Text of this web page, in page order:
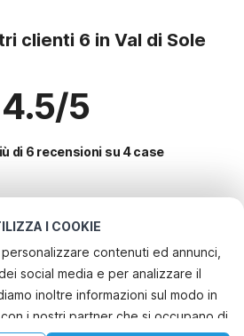
I COOKIE
contenuti ed annunci,
social media e per analizzare il
inoltre informazioni sul modo in
i nostri partner che si occupano di
clienti 6 in Val di Sole
4.5/5
di 6 recensioni su 4 case
popolari per le
vacanze in Val di sole
servizi per le vacanze